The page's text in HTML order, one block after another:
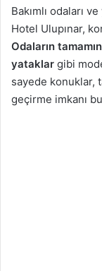
Bakımlı odaları
Hotel Ulupınar,
Odaların
yataklar gibi
sayede konuklar,
geçirme imkanı